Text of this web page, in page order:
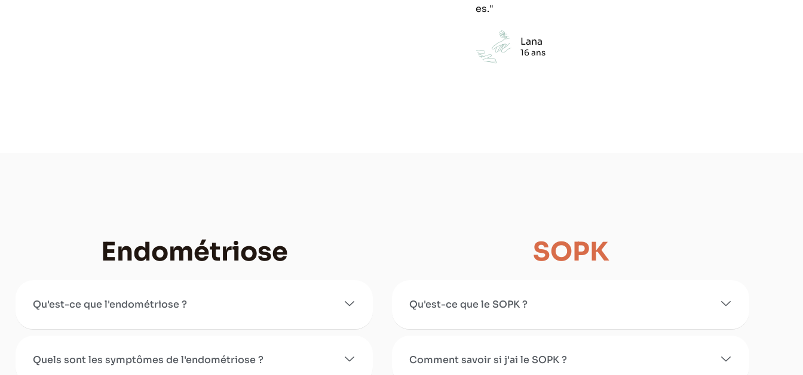
es."
Lana
16 ans
Endométriose
Qu'est-ce que l'endométriose ?
Quels sont les symptômes de l'endométriose ?
SOPK
Qu'est-ce que le SOPK ?
Comment savoir si j'ai le SOPK ?